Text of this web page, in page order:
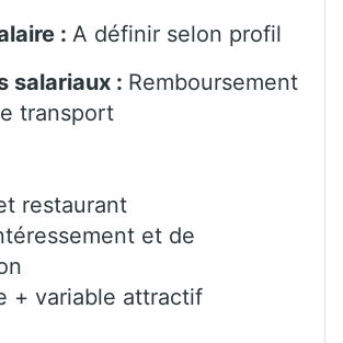
: A définir selon profil
salariaux : Remboursement
transport
restaurant
et de
+ variable attractif